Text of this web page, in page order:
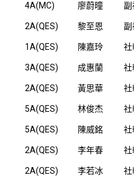
4A(MC) 廖蔚曈 副
2A(QES) 黎至恩 副
1A(QES) 陳嘉玲 社
3A(QES) 成惠蘭 社
2A(QES) 黃思華 社
5A(QES) 林俊杰 社
5A(QES) 陳威銘 社
2A(QES) 李年春 社
2A(QES) 李若冰 社